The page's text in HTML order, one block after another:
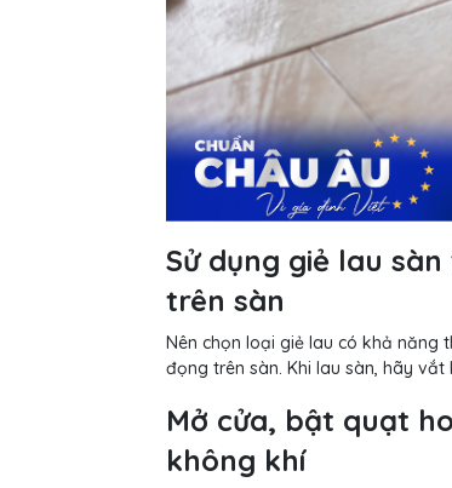
Sử dụng giẻ lau
trên sàn
Nên chọn loại giẻ lau có khả năng
đọng trên sàn. Khi lau sàn, hãy
Mở cửa, bật quạt
không khí